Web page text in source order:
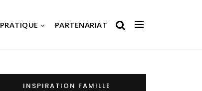
PRATIQUE PARTENARIAT
INSPIRATION FAMILLE